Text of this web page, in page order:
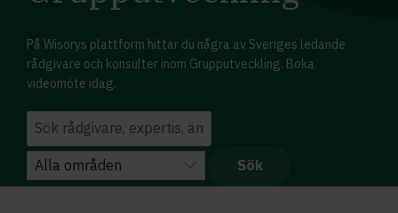
På Wisorys plattform hittar du några av Sveriges ledande
rådgivare och konsulter inom Grupputveckling. Boka
videomöte idag.